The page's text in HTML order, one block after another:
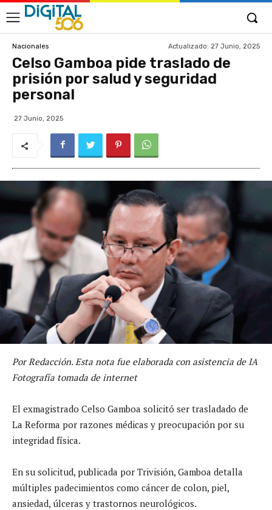
Nacionales Actualizado: 27 Junio, 2025
Celso Gamboa pide traslado de
prisión por salud y seguridad
personal
27 Junio, 2025
Por Redacción. Esta nota fue elaborada con asistencia de IA
Fotografía tomada de internet
El exmagistrado Celso Gamboa solicitó ser trasladado de
La Reforma por razones médicas y preocupación por su
integridad física.
En su solicitud, publicada por Trivisión, Gamboa detalla
múltiples padecimientos como cáncer de colon, piel,
ansiedad, úlceras y trastornos neurológicos.